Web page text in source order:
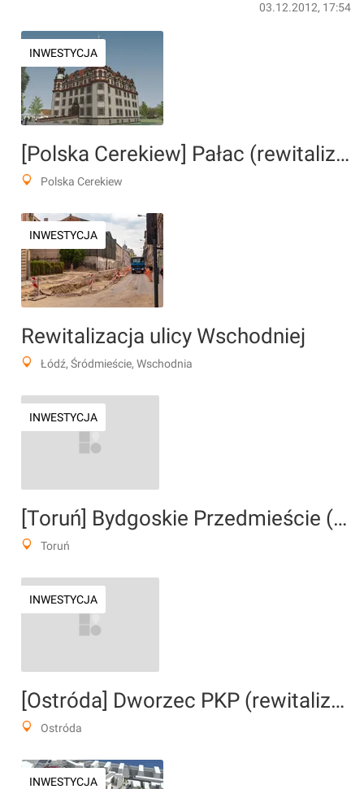
03.12.2012, 17:54
INWESTYCJA
[Polska Cerekiew] Pałac (rewitalizacja)
Polska Cerekiew
INWESTYCJA
Rewitalizacja ulicy Wschodniej
Łódź, Śródmieście, Wschodnia
INWESTYCJA
[Toruń] Bydgoskie Przedmieście (rewitalizacja)
Toruń
INWESTYCJA
[Ostróda] Dworzec PKP (rewitalizacja)
Ostróda
INWESTYCJA